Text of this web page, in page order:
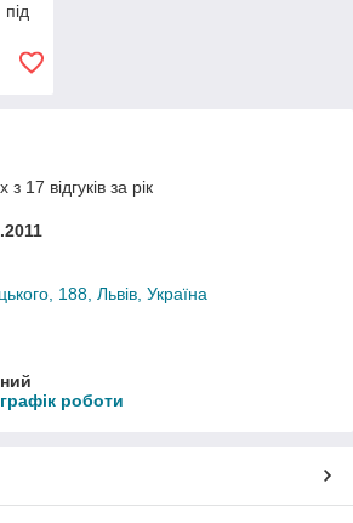
17 відгуків за рік
188, Львів, Україна
роботи